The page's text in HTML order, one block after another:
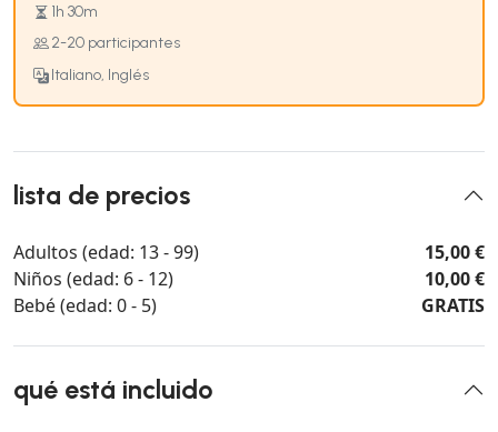
1h 30m
2-20 participantes
Italiano, Inglés
lista de precios
Adultos (edad: 13 - 99)
15,00 €
Niños (edad: 6 - 12)
10,00 €
Bebé (edad: 0 - 5)
GRATIS
qué está incluido